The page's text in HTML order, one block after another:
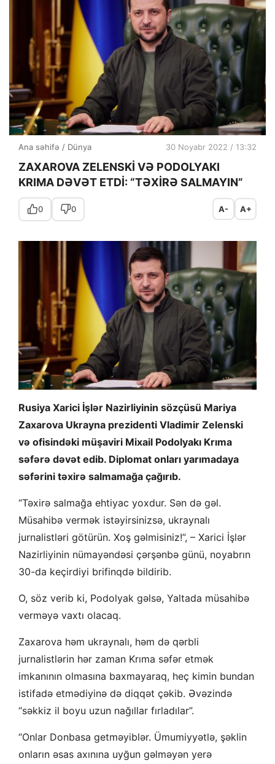
Ana səhifə / Dünya 30 Noyabr 2022 / 13:32
ZAXAROVA ZELENSKİ VƏ PODOLYAKI
KRIMA DƏVƏT ETDİ: “TƏXİRƏ SALMAYIN”
0 0 A- A+
Rusiya Xarici İşlər Nazirliyinin sözçüsü Mariya
Zaxarova Ukrayna prezidenti Vladimir Zelenski
və ofisindəki müşaviri Mixail Podolyakı Krıma
səfərə dəvət edib. Diplomat onları yarımadaya
səfərini təxirə salmamağa çağırıb.
“Təxirə salmağa ehtiyac yoxdur. Sən də gəl.
Müsahibə vermək istəyirsinizsə, ukraynalı
jurnalistləri götürün. Xoş gəlmisiniz!”, – Xarici İşlər
Nazirliyinin nümayəndəsi çərşənbə günü, noyabrın
30-da keçirdiyi brifinqdə bildirib.
O, söz verib ki, Podolyak gəlsə, Yaltada müsahibə
verməyə vaxtı olacaq.
Zaxarova həm ukraynalı, həm də qərbli
jurnalistlərin hər zaman Krıma səfər etmək
imkanının olmasına baxmayaraq, heç kimin bundan
istifadə etmədiyinə də diqqət çəkib. Əvəzində
“səkkiz il boyu uzun nağıllar fırladılar”.
“Onlar Donbasa getməyiblər. Ümumiyyətlə, şəklin
onların əsas axınına uyğun gəlməyən yerə